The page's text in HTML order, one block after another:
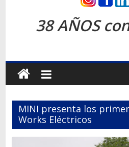
Revista
Terrestre
Autos,
camiones,
motos,
38 AÑOS
MINI presenta los
Works Eléctricos